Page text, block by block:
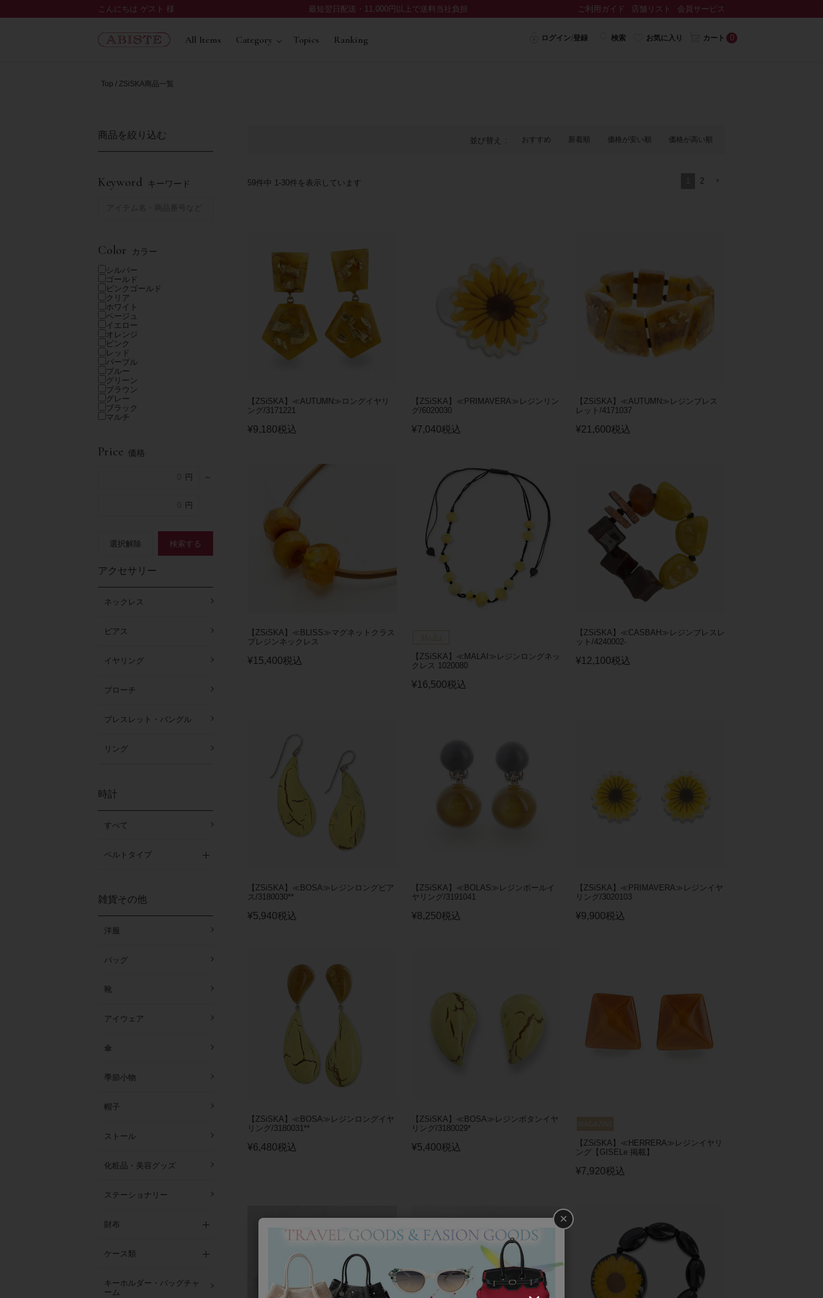
こんにちは ゲスト 様 最短翌日配送・11,000円以上で送料当社負担 ご利用ガイド 店舗リスト 会員サービス
All Items Category Topics Ranking ログイン/登録 検索 お気に入り カート 0
Top ZSiSKA商品一覧
商品を絞り込む
Keyword キーワード
Color カラー
シルバー
ゴールド
ピンクゴールド
クリア
ホワイト
ベージュ
イエロー
オレンジ
ピンク
レッド
パープル
ブルー
グリーン
ブラウン
グレー
ブラック
マルチ
Price 価格
～
アクセサリー
ネックレス
ピアス
イヤリング
ブローチ
ブレスレット・バングル
リング
時計
すべて
ベルトタイプ
雑貨その他
洋服
バッグ
靴
アイウェア
傘
季節小物
帽子
ストール
化粧品・美容グッズ
ステーショナリー
財布
ケース類
キーホルダー・バッグチャ
ーム
並び替え おすすめ 新着順 価格が安い順 価格が高い順
59件中 1-30 2
【ZSiSKA】≪AUTUMN≫ロングイヤリ
ング/3171221
¥9,180税込
【ZSiSKA】≪PRIMAVERA≫レジンリン
グ/6020030
¥7,040税込
【ZSiSKA】≪AUTUMN≫レジンブレス
レット/4171037
¥21,600税込
【ZSiSKA】≪BLISS≫マグネットクラス
プレジンネックレス
¥15,400税込
【ZSiSKA】≪MALAI≫レジンロングネッ
クレス 1020080
¥16,500税込
【ZSiSKA】≪CASBAH≫レジンブレスレ
ット/4240002-
¥12,100税込
【ZSiSKA】≪BOSA≫レジンロングピア
ス/3180030**
¥5,940税込
【ZSiSKA】≪BOLAS≫レジンボールイ
ヤリング/3191041
¥8,250税込
【ZSiSKA】≪PRIMAVERA≫レジンイヤ
リング/3020103
¥9,900税込
【ZSiSKA】≪BOSA≫レジンロングイヤ
リング/3180031**
¥6,480税込
【ZSiSKA】≪BOSA≫レジンボタンイヤ
リング/3180029*
¥5,400税込
【ZSiSKA】≪HERRERA≫レジンイヤリ
ング【GISELe 掲載】
¥7,920税込
×